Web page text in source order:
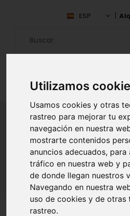
Utilizamos
Usamos cookies y otras
rastreo para mejorar tu
navegación en nuestra
mostrarte contenidos
anuncios adecuados, para
tráfico en nuestra web y
de donde llegan nuestros
Navegando en nuestra
uso de cookies y de otras
rastreo.
ESP
ALQUILAR
Inicio Amigos Asturias